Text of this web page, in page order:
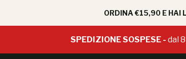
ORDINA €15,90 E HAI
SPEDIZIONE SOSPESE - dal